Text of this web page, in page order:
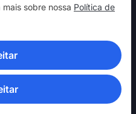
sobre nossa Política de